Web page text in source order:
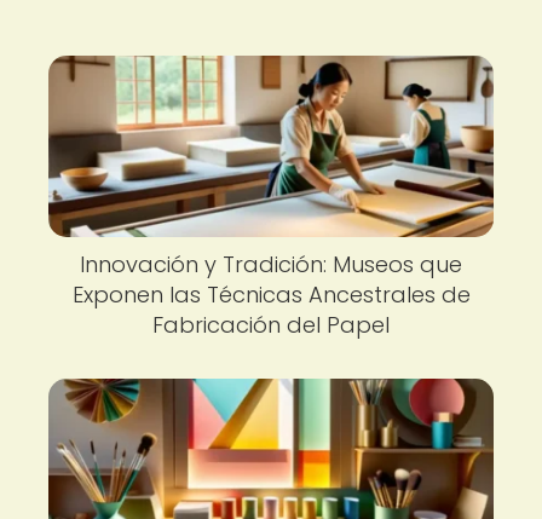
Innovación y Tradición: Museos que
Exponen las Técnicas Ancestrales de
Fabricación del Papel